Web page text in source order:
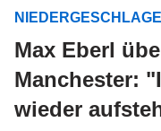
Max Eberl
Manchester:
wieder